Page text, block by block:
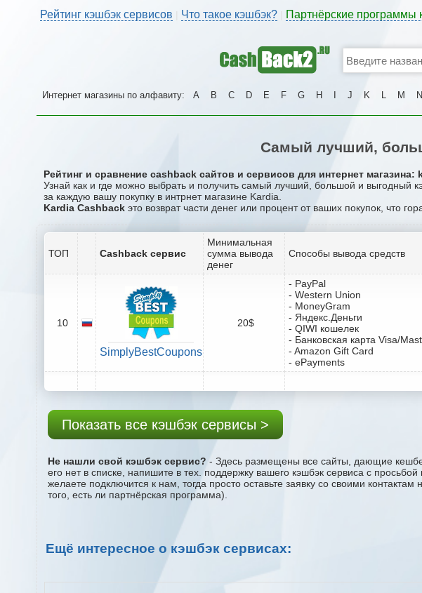
Рейтинг кэшбэк сервисов Что такое кэшбэк? Партнёрские программы
Интернет магазины по алфавиту: A B C D E F G H J K L M N
Самый лучший,
Рейтинг и сравнение cashback сайтов и сервисов для интернет магазина:
Узнай как и где можно выбрать и получить самый лучший, большой и выгодный
за каждую вашу покупку в интрнет магазине Kardia.
Kardia Cashback это возврат части денег или процент от ваших покупок, что
ТОП Cashback сервис
Минимальная
сумма вывода
денег
Способы вывода средств
10
SimplyBestCoupons
20$
- PayPal
- Western Union
- MoneyGram
- Яндекс.Деньги
- QIWI кошелек
- Банковская карта Visa/
- Amazon Gift Card
- ePayments
Показать все кэшбэк сервисы >
Не нашли свой кэшбэк сервис? - Здесь размещены все сайты, дающие
его нет в списке, напишите в тех. поддержку вашего кэшбэк сервиса с
желаете подключится к нам, тогда просто оставьте заявку со своими
того, есть ли партнёрская программа).
Ещё интересное о кэшбэк сервисах: